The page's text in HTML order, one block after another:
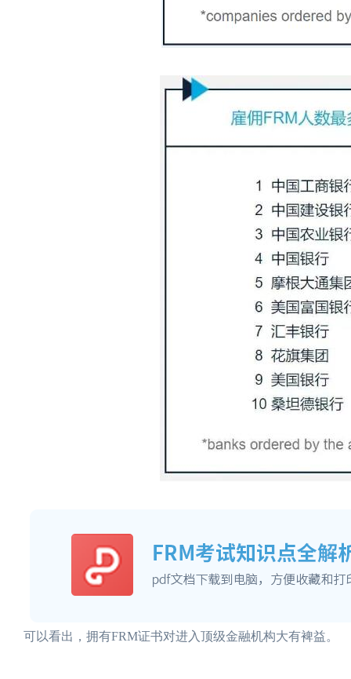
可以看出，拥有FRM证书对进入顶级金融机构大有裨益。